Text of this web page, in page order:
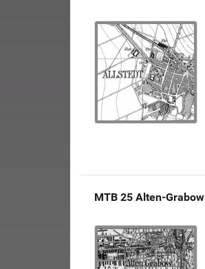
MTB 25 Alten-Grabow